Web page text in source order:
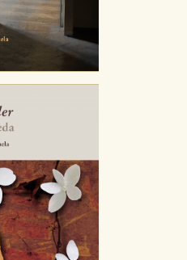
DE COOKIES
para que nuestro sitio
deshabilitarlas desde
hacerlo desde el
es posible que algunas
de funcionar